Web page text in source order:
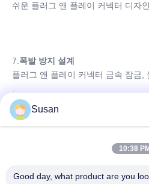
쉬운 플러그 앤 플레이 커넥터 디자
7.폭발 방지 설계
플러그 앤 플레이 커넥터 금속 잠금,
.
8.폭발 방지 PU 물관
플러그 앤
Susan
10:38 PM
Good day, what product are you